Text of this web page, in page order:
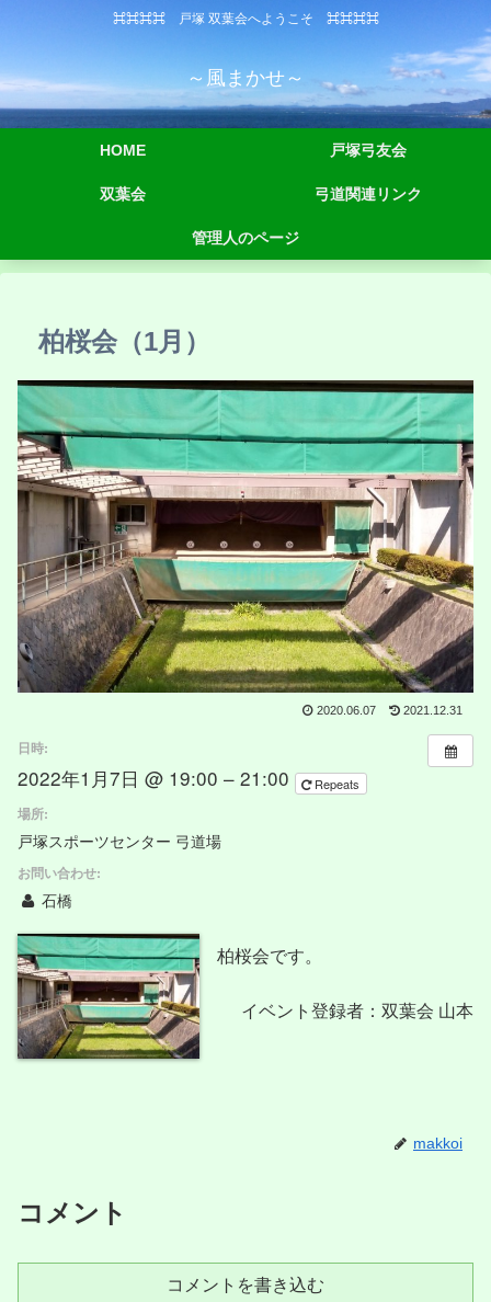
⌘⌘⌘⌘ 戸塚 双葉会へようこそ ⌘⌘⌘⌘
～風まかせ～
HOME 戸塚弓友会
双葉会 弓道関連リンク
管理人のページ
柏桜会（1月）
2020.06.07 2021.12.31
日時:
2022年1月7日 @ 19:00 – 21:00 Repeats
場所:
戸塚スポーツセンター 弓道場
お問い合わせ:
石橋
柏桜会です。
イベント登録者：双葉会 山本
makkoi
コメント
コメントを書き込む